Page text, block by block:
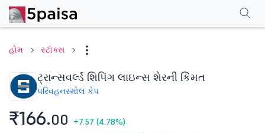
હોમ સ્ટૉક્સ
ટ્રાન્સવર્લ્ડ શિપિંગ લાઇન્સ શેરની કિંમત
પરિવહનસ્મોલ કેપ
₹166.00 +7.57 (4.78%)
પરફોર્મન્સફાઇનાન્શિયલ્સ વધુ